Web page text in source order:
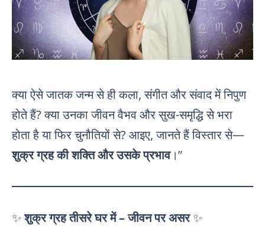
क्या ऐसे जातक जन्म से ही कला, संगीत और संवाद में निपुण
होते हैं? क्या उनका जीवन वैभव और सुख-समृद्धि से भरा
होता है या फिर चुनौतियों से? आइए, जानते हैं विस्तार से—
शुक्र ग्रह की शक्ति और उसके प्रभाव।”
✨शुक्र ग्रह तीसरे घर में – जीवन पर असर✨